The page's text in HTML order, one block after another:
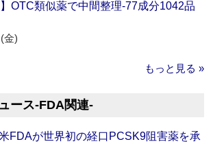
】OTC類似薬で中間整理‐77成分1042品
金)
もっと見る »
ース‐FDA関連‐
FDAが世界初の経口PCSK9阻害薬を承